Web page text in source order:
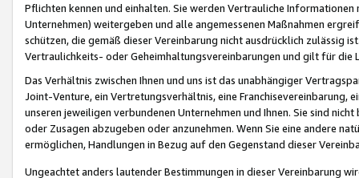
Pflichten kennen und einhalten. Sie werden Vertrauliche
Unternehmen) weitergeben und alle angemessenen Maßnahmen
schützen, die gemäß dieser Vereinbarung nicht ausdrücklich zulässig
Vertraulichkeits- oder Geheimhaltungsvereinbarungen und gilt für die
Das Verhältnis zwischen Ihnen und uns ist das unabhängiger
Joint-Venture, ein Vertretungsverhältnis, eine Franchisevereinbarung,
unseren jeweiligen verbundenen Unternehmen und Ihnen. Sie sind
oder Zusagen abzugeben oder anzunehmen. Wenn Sie eine andere
ermöglichen, Handlungen in Bezug auf den Gegenstand dieser
Ungeachtet anders lautender Bestimmungen in dieser Vereinbarung